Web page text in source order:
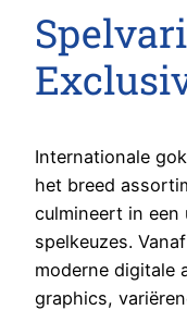
Internationale
het breed
culmineert in een
spelkeuzes.
moderne digitale
graphics,